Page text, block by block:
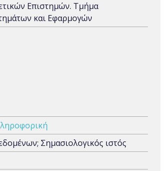
Επιστημών. Τμήμα
και Εφαρμογών
Σημασιολογικός ιστός